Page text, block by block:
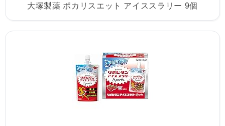
大塚製薬 ポカリスエット アイススラリー 9個